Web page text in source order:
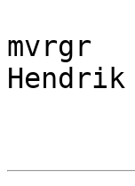
mvrgr
Hendrik